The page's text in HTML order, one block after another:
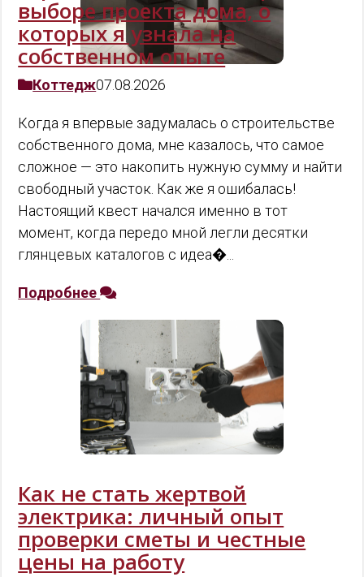
выборе проекта дома, о
которых я узнала на
собственном опыте
Коттедж07.08.2026
Когда я впервые задумалась о строительстве
собственного дома, мне казалось, что самое
сложное — это накопить нужную сумму и найти
свободный участок. Как же я ошибалась!
Настоящий квест начался именно в тот
момент, когда передо мной легли десятки
глянцевых каталогов с идеа�...
Подробнее
Как не стать жертвой
электрика: личный опыт
проверки сметы и честные
цены на работу